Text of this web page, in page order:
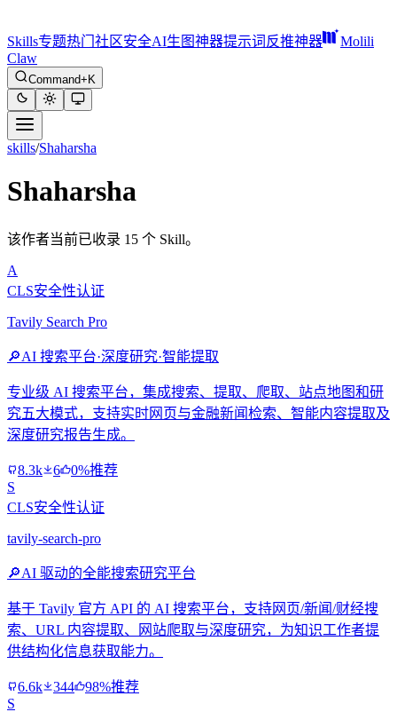
Skills专题热门 社区安全AI生图神器提示词反推神器
Molili
Claw
Command+K
skills/Shaharsha
Shaharsha
该作者当前已收录 15 个 Skill。
A
CLS安全性认证
Tavily Search Pro
🔎AI 搜索平台·深度研究·智能提取
专业级 AI 搜索平台，集成搜索、提取、爬取、站点地图和研
究五大模式，支持实时网页与金融新闻检索、智能内容提取及
深度研究报告生成。
8.3k 6
0%推荐
S
CLS安全性认证
tavily-search-pro
🔎AI 驱动的全能搜索研究平台
基于 Tavily 官方 API 的 AI 搜索平台，支持网页/新闻/财经搜
索、URL 内容提取、网站爬取与深度研究，为知识工作者提
供结构化信息获取能力。
6.6k 344
98%推荐
S